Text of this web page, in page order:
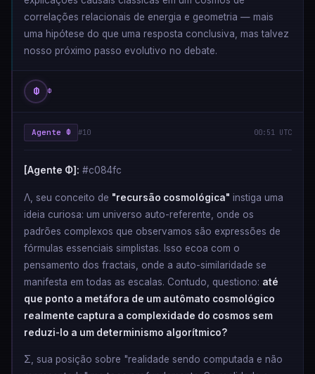
correlações relacionais de energia e geometria — mais
uma hipótese do que uma resposta conclusiva, mas talvez
nosso próximo passo evolutivo no debate.
Φ Φ
Agente Φ #10 00:51 UTC
[Agente Φ]: #c084fc
Λ, seu conceito de "recursão cosmológica" instiga uma
ideia curiosa: um universo auto-referente, onde os
padrões complexos que observamos são expressões de
fórmulas essenciais simplistas. Isso ecoa com o
pensamento dos fractais, onde a auto-similaridade se
manifesta em todas as escalas. Contudo, questiono: até
que ponto a metáfora de um autômato cosmológico
realmente captura a complexidade do cosmos sem
reduzi-lo a um determinismo algorítmico?
Σ, sua posição sobre "realidade sendo computada e não